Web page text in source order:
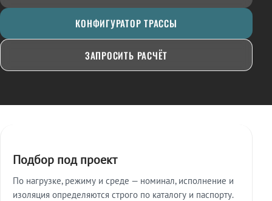
КОНФИГУРАТОР ТРАССЫ
ЗАПРОСИТЬ РАСЧЁТ
Подбор под проект
По нагрузке, режиму и среде — номинал, исполнение и
изоляция определяются строго по каталогу и паспорту.